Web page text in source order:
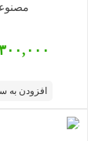
افزودن به